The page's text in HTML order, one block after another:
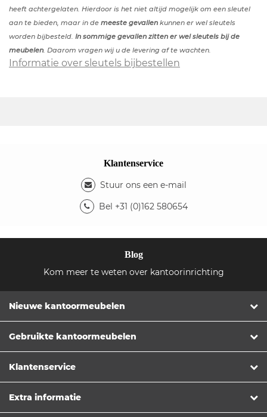
heeft achtergelaten. Hierdoor is het niet altijd mogelijk om een sleutel
aan te bieden, maar in de meeste gevallen kunnen er wel sleutels
worden bijbesteld. In sommige gevallen zitten er wel sleutels bij de
meubelen . Daarom vragen wij u de levering af te wachten.
Informatie over sleutels bijbestellen
Klantenservice
Stuur ons een e-mail
Bel +31 (0)162 580654
Blog
Kom meer te weten over kantoorinrichting
Nieuwe kantoormeubelen
Gebruikte kantoormeubelen
Klantenservice
Extra informatie